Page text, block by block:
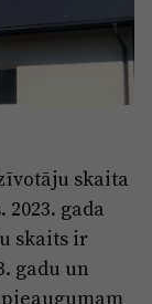
vecuma
skaita
gada
skaits ir
gadu un